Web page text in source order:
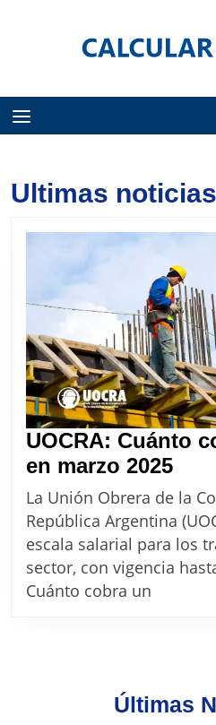
Ultimas
UOCRA: Cuánto
en marzo 2025
un
La Unión Obrera de la
República Argentina
escala salarial para los
sector, con vigencia
Cuánto cobra un
Últimas